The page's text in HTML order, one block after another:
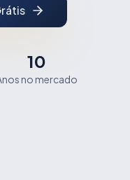
10
no mercado